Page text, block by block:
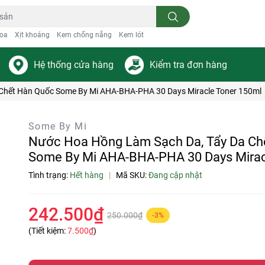
Xịt khoáng Kem chống nắng Kem lót
Hệ thống cửa hàng Kiểm tra đơn hàng
Hàn Quốc Some By Mi AHA-BHA-PHA 30 Days Miracle Toner 150ml
Some By Mi
Nước Hoa Hồng Làm Sạch Da, Tẩy Da
Some By Mi AHA-BHA-PHA 30 Days
Tình trạng: Hết hàng | Mã SKU:Đang cập nhật
242.500₫ 250.000₫ -3%
(Tiết kiệm:7.500₫)